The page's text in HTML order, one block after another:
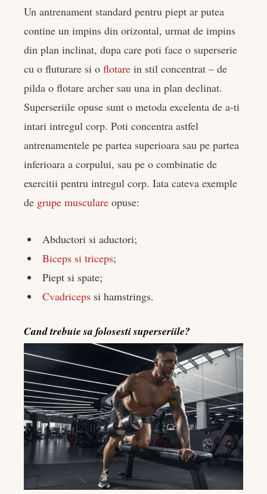
Un antrenament standard pentru piept ar putea
contine un impins din orizontal, urmat de impins
din plan inclinat, dupa care poti face o superserie
cu o fluturare si o flotare in stil concentrat – de
pilda o flotare archer sau una in plan declinat.
Superseriile opuse sunt o metoda excelenta de a-ti
intari intregul corp. Poti concentra astfel
antrenamentele pe partea superioara sau pe partea
inferioara a corpului, sau pe o combinatie de
exercitii pentru intregul corp. Iata cateva exemple
de grupe musculare opuse:
Abductori si aductori;
Biceps si triceps;
Piept si spate;
Cvadriceps si hamstrings.
Cand trebuie sa folosesti superseriile?